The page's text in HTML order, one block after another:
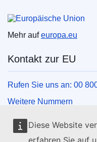
Diese Website
erfahren Sie auf
Mehr aufeuropa.eu
Kontakt zur EU
Rufen Sie uns an: 00
Weitere Nummern
Schreiben Sie uns über
Kommen Sie in einem